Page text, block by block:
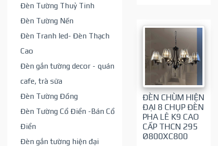
Đèn Tường Thuỷ Tinh
Đèn Tường Nến
Đèn Tranh led- Đèn Thạch
Cao
Đèn gắn tường decor - quán
cafe, trà sữa
Đèn Tường Đồng
Đèn Tường Cổ Điển -Bán Cổ
Điển
Đèn gắn tường hiện đại
ĐÈN CHÙM HIỆN
ĐẠI 8 CHỤP ĐÈN
PHA LÊ K9 CAO
CẤP THCN 295
Ø800XC800